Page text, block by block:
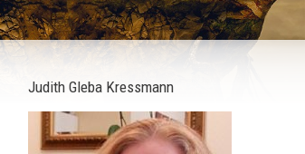
Judith Gleba Kressmann